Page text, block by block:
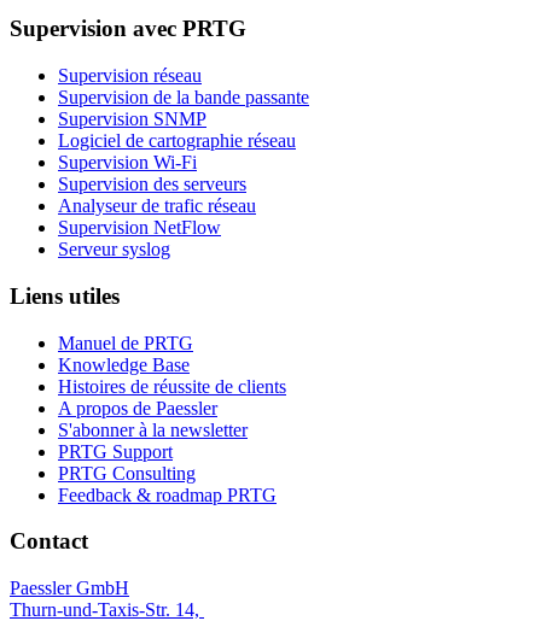
Supervision avec PRTG
Supervision réseau
Supervision de la bande passante
Supervision SNMP
Logiciel de cartographie réseau
Supervision Wi-Fi
Supervision des serveurs
Analyseur de trafic réseau
Supervision NetFlow
Serveur syslog
Liens utiles
Manuel de PRTG
Knowledge Base
Histoires de réussite de clients
A propos de Paessler
S'abonner à la newsletter
PRTG Support
PRTG Consulting
Feedback & roadmap PRTG
Contact
Paessler GmbH
Thurn-und-Taxis-Str. 14,